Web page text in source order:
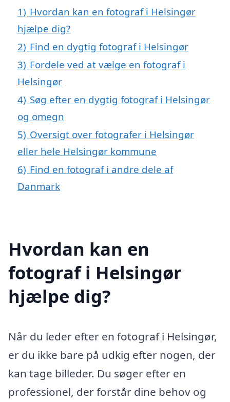
1) Hvordan kan en fotograf i Helsingør
hjælpe dig?
2) Find en dygtig fotograf i Helsingør
3) Fordele ved at vælge en fotograf i
Helsingør
4) Søg efter en dygtig fotograf i Helsingør
og omegn
5) Oversigt over fotografer i Helsingør
eller hele Helsingør kommune
6) Find en fotograf i andre dele af
Danmark
Hvordan kan en
fotograf i Helsingør
hjælpe dig?
Når du leder efter en fotograf i Helsingør,
er du ikke bare på udkig efter nogen, der
kan tage billeder. Du søger efter en
professionel, der forstår dine behov og